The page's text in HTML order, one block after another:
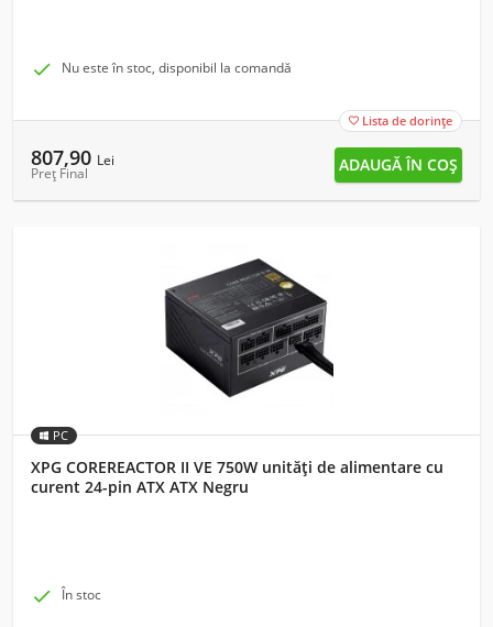
 Nu este în stoc, disponibil la comandă
 Lista de dorințe
807,90 Lei
Preț Final
PC
XPG COREREACTOR II VE 750W unități de alimentare cu
curent 24-pin ATX ATX Negru
 În stoc